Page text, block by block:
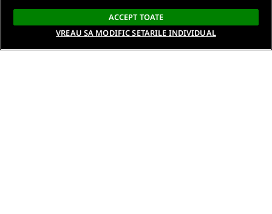
ACCEPT TOATE
VREAU SA MODIFIC SETARILE INDIVIDUAL